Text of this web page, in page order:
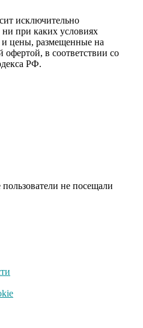
i
это
исключительно
при каких условиях
цены, размещенные на
офертой, в соответствии со
РФ.
не посещали